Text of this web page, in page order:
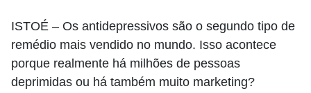
ISTOÉ – Os antidepressivos são o segundo tipo de
remédio mais vendido no mundo. Isso acontece
porque realmente há milhões de pessoas
deprimidas ou há também muito marketing?